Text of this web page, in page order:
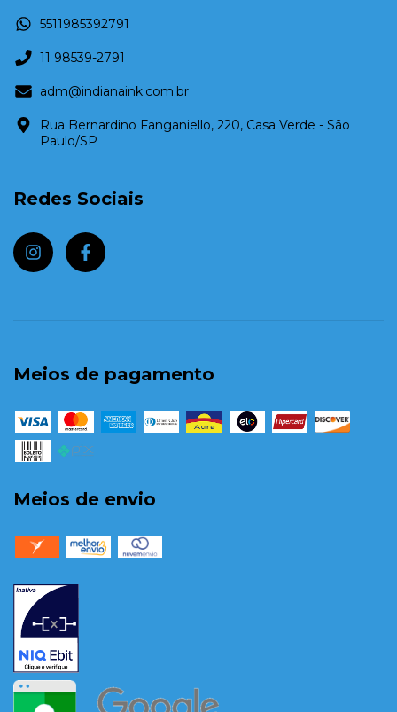
5511985392791
11 98539-2791
adm@indianaink.com.br
Rua Bernardino Fanganiello, 220, Casa Verde - São
Paulo/SP
Redes Sociais
Meios de pagamento
Meios de envio